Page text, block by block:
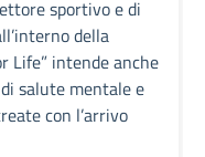
sportivo e di
della
Life” intende anche
salute mentale e
con l’arrivo